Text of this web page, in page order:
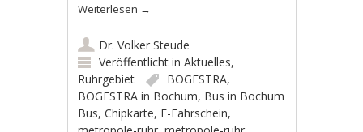
Weiterlesen →
Dr. Volker Steude
Veröffentlicht inAktuelles,
Ruhrgebiet
BOGESTRA,
BOGESTRA in Bochum, Bus in Bochum
Bus,Chipkarte, E-Fahrschein,